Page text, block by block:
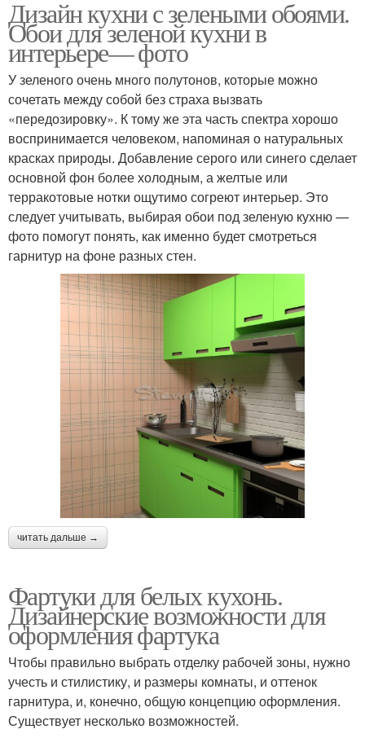
Дизайн кухни с зелеными обоями.
Обои для зеленой кухни в
интерьере— фото
У зеленого очень много полутонов, которые можно
сочетать между собой без страха вызвать
«передозировку». К тому же эта часть спектра хорошо
воспринимается человеком, напоминая о натуральных
красках природы. Добавление серого или синего сделает
основной фон более холодным, а желтые или
терракотовые нотки ощутимо согреют интерьер. Это
следует учитывать, выбирая обои под зеленую кухню —
фото помогут понять, как именно будет смотреться
гарнитур на фоне разных стен.
читать дальше →
Фартуки для белых кухонь.
Дизайнерские возможности для
оформления фартука
Чтобы правильно выбрать отделку рабочей зоны, нужно
учесть и стилистику, и размеры комнаты, и оттенок
гарнитура, и, конечно, общую концепцию оформления.
Существует несколько возможностей.